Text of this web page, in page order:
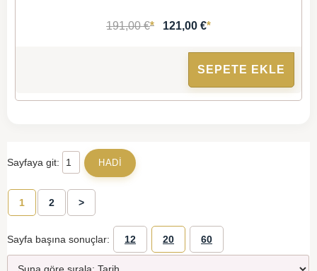
191,00 €* 121,00 €*
SEPETE EKLE
Sayfaya git:
1 2 >
Sayfa başına sonuçlar: 12 20 60